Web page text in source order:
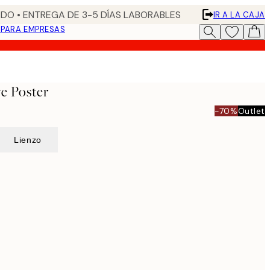
• ENTREGA DE 3-5 DÍAS LABORABLES
IR A LA CAJA
PARA EMPRESAS
Poster
-70%Outlet
Lienzo